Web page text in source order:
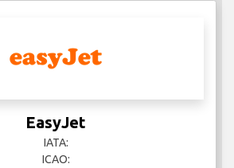
EasyJet
IATA:
ICAO: